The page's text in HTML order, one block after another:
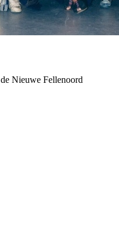
Nieuwe Fellenoord